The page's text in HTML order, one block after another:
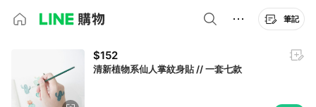
筆記
$152
清新植物系仙人掌紋身貼 // 一套七款